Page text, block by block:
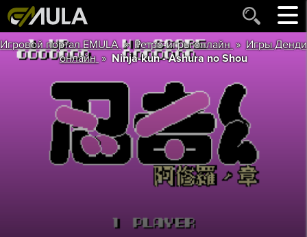
Игровой портал EMULA »Ретро-игры онлайн »Игры Денди
онлайн »Ninja-kun - Ashura no Shou